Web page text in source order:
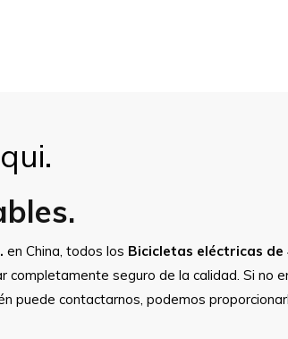
en China, todos los Bicicletas eléctricas de
seguro de la calidad. Si no
puede contactarnos, podemos